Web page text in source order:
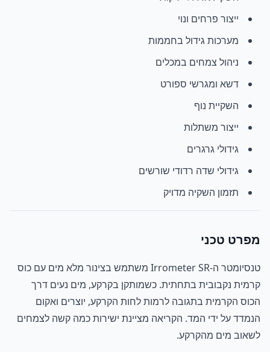
ייצור פרחים ונוי
מערכות גידול בחממות
ניהול צמחים במכלים
דשא ומגרשי ספורט
השקיית נוף
ייצור משתלות
גידולי גרגרים
גידולי שדה רדודי שורשים
תזמון השקיה מדויק
מפרט טכני
טנסיומטר ה-Irrometer SR משתמש בצינור מלא מים עם כוס
קרמית נקבובית בתחתית. כשמותקן בקרקע, מים נעים דרך
הכוס הקרמית בתגובה לרמות לחות הקרקע, יוצרים ואקום
הנמדד על ידי המד. הקריאה מציינת ישירות כמה קשה לצמחים
לשאוב מים מהקרקע.